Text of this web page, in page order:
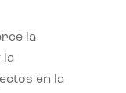
la
la
en la